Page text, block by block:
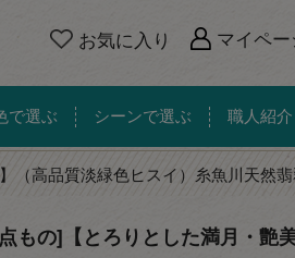
お気に入り マイペー
で選ぶ シーンで選ぶ 職人紹介
（高品質淡緑色ヒスイ）糸魚川天然翡
もの]【とろりとした満月・艶